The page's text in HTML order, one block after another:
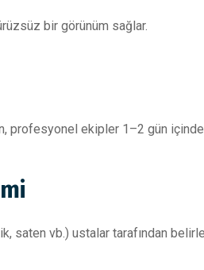
bir görünüm sağlar.
profesyonel ekipler 1–2 gün
saten vb.) ustalar tarafından